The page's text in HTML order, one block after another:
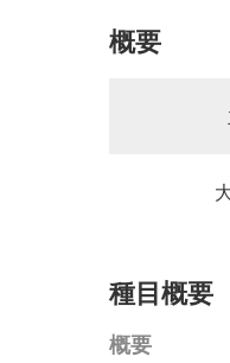
概要
種目概要
概要